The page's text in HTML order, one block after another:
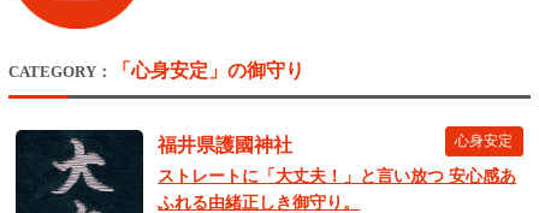
CATEGORY： 「心身安定」の御守り
福井県護國神社 心身安定
ストレートに「大丈夫！」と言い放つ 安心感あ
ふれる由緒正しき御守り。